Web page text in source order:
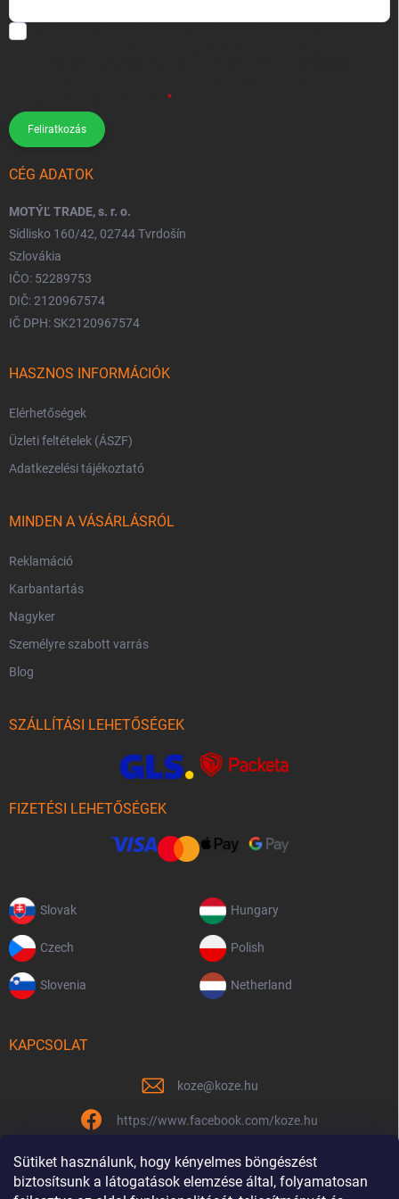
Sütiket használunk, hogy kényelmes böngészést
biztosítsunk a látogatások elemzése által, folyamatosan
Feliratkozás
CÉG ADATOK
MOTÝĽ TRADE, s. r. o.
Sídlisko 160/42, 02744 Tvrdošín
Szlovákia
IČO: 52289753
DIČ: 2120967574
IČ DPH: SK2120967574
HASZNOS INFORMÁCIÓK
Elérhetőségek
Üzleti feltételek (ÁSZF)
Adatkezelési tájékoztató
MINDEN A VÁSÁRLÁSRÓL
Reklamáció
Karbantartás
Nagyker
Személyre szabott varrás
Blog
SZÁLLÍTÁSI LEHETŐSÉGEK
FIZETÉSI LEHETŐSÉGEK
Slovak Hungary
Czech Polish
Slovenia Netherland
KAPCSOLAT
koze@koze.hu
https://www.facebook.com/koze.hu
koze.hu